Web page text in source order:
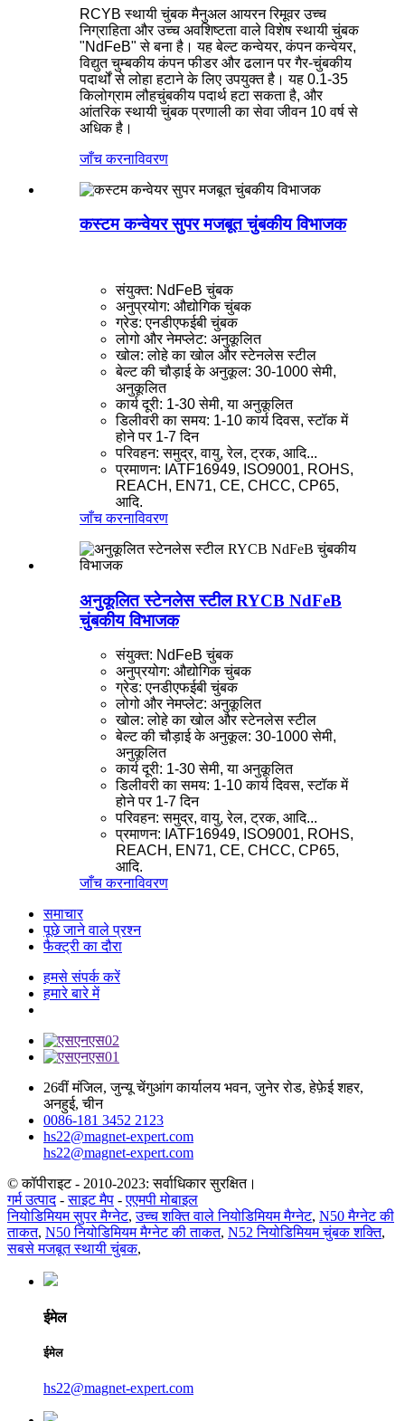
RCYB स्थायी चुंबक मैनुअल आयरन रिमूवर उच्च
निग्राहिता और उच्च अवशिष्टता वाले विशेष स्थायी चुंबक
"NdFeB" से बना है। यह बेल्ट कन्वेयर, कंपन कन्वेयर,
विद्युत चुम्बकीय कंपन फीडर और ढलान पर गैर-चुंबकीय
पदार्थों से लोहा हटाने के लिए उपयुक्त है। यह 0.1-35
किलोग्राम लौहचुंबकीय पदार्थ हटा सकता है, और
आंतरिक स्थायी चुंबक प्रणाली का सेवा जीवन 10 वर्ष से
अधिक है।
जाँच करनाविवरण
कस्टम कन्वेयर सुपर मजबूत चुंबकीय विभाजक
संयुक्त: NdFeB चुंबक
अनुप्रयोग: औद्योगिक चुंबक
ग्रेड: एनडीएफईबी चुंबक
लोगो और नेमप्लेट: अनुकूलित
खोल: लोहे का खोल और स्टेनलेस स्टील
बेल्ट की चौड़ाई के अनुकूल: 30-1000 सेमी,
अनुकूलित
कार्य दूरी: 1-30 सेमी, या अनुकूलित
डिलीवरी का समय: 1-10 कार्य दिवस, स्टॉक में
होने पर 1-7 दिन
परिवहन: समुद्र, वायु, रेल, ट्रक, आदि...
प्रमाणन: IATF16949, ISO9001, ROHS,
REACH, EN71, CE, CHCC, CP65,
आदि.
जाँच करनाविवरण
अनुकूलित स्टेनलेस स्टील RYCB NdFeB
चुंबकीय विभाजक
संयुक्त: NdFeB चुंबक
अनुप्रयोग: औद्योगिक चुंबक
ग्रेड: एनडीएफईबी चुंबक
लोगो और नेमप्लेट: अनुकूलित
खोल: लोहे का खोल और स्टेनलेस स्टील
बेल्ट की चौड़ाई के अनुकूल: 30-1000 सेमी,
अनुकूलित
कार्य दूरी: 1-30 सेमी, या अनुकूलित
डिलीवरी का समय: 1-10 कार्य दिवस, स्टॉक में
होने पर 1-7 दिन
परिवहन: समुद्र, वायु, रेल, ट्रक, आदि...
प्रमाणन: IATF16949, ISO9001, ROHS,
REACH, EN71, CE, CHCC, CP65,
आदि.
जाँच करनाविवरण
समाचार
पूछे जाने वाले प्रश्न
फैक्ट्री का दौरा
हमसे संपर्क करें
हमारे बारे में
26वीं मंजिल, जुन्यू चेंगुआंग कार्यालय भवन, जुनेर रोड, हेफ़ेई शहर,
अनहुई, चीन
0086-181 3452 2123
hs22@magnet-expert.com
hs22@magnet-expert.com
© कॉपीराइट - 2010-2023: सर्वाधिकार सुरक्षित।
गर्म उत्पाद-साइट मैप -एएमपी मोबाइल
नियोडिमियम सुपर मैग्नेट,उच्च शक्ति वाले नियोडिमियम मैग्नेट, N50 मैग्नेट की
ताकत, N50 नियोडिमियम मैग्नेट की ताकत, N52 नियोडिमियम चुंबक शक्ति,
सबसे मजबूत स्थायी चुंबक,
ईमेल
ईमेल
hs22@magnet-expert.com